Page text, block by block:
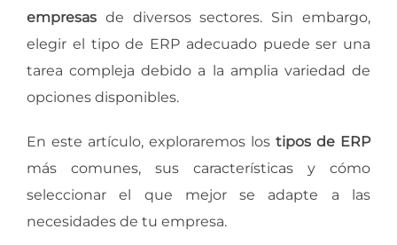
empresas de diversos sectores. Sin embargo,
elegir el tipo de ERP adecuado puede ser una
tarea compleja debido a la amplia variedad de
opciones disponibles.
En este artículo, exploraremos los tipos de ERP
más comunes, sus características y cómo
seleccionar el que mejor se adapte a las
necesidades de tu empresa.